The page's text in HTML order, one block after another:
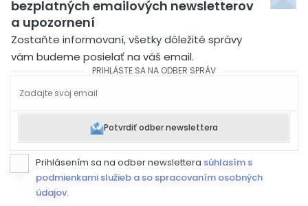
bezplatných emailových newsletterov
a upozornení
Zostaňte informovaní, všetky dôležité správy
vám budeme posielať na váš email.
PRIHLÁSTE SA NA ODBER SPRÁV
Potvrdiť odber newslettera
Prihlásením sa na odber newslettera súhlasím s
podmienkami služieb a so spracovaním osobných
údajov.